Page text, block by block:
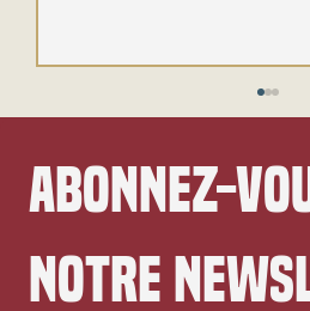
Abonnez-
notre